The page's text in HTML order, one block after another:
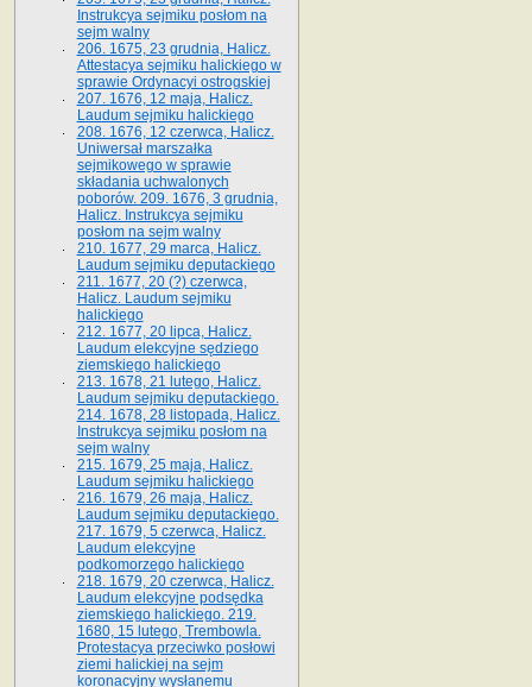
Instrukcya sejmiku posłom na
sejm walny
206. 1675, 23 grudnia, Halicz.
Attestacya sejmiku halickiego w
sprawie Ordynacyi ostrogskiej
207. 1676, 12 maja, Halicz.
Laudum sejmiku halickiego
208. 1676, 12 czerwca, Halicz.
Uniwersał marszałka
sejmikowego w sprawie
składania uchwalonych
poborów. 209. 1676, 3 grudnia,
Halicz. Instrukcya sejmiku
posłom na sejm walny
210. 1677, 29 marca, Halicz.
Laudum sejmiku deputackiego
211. 1677, 20 (?) czerwca,
Halicz. Laudum sejmiku
halickiego
212. 1677, 20 lipca, Halicz.
Laudum elekcyjne sędziego
ziemskiego halickiego
213. 1678, 21 lutego, Halicz.
Laudum sejmiku deputackiego.
214. 1678, 28 listopada, Halicz.
Instrukcya sejmiku posłom na
sejm walny
215. 1679, 25 maja, Halicz.
Laudum sejmiku halickiego
216. 1679, 26 maja, Halicz.
Laudum sejmiku deputackiego.
217. 1679, 5 czerwca, Halicz.
Laudum elekcyjne
podkomorzego halickiego
218. 1679, 20 czerwca, Halicz.
Laudum elekcyjne podsędka
ziemskiego halickiego. 219.
1680, 15 lutego, Trembowla.
Protestacya przeciwko posłowi
ziemi halickiej na sejm
koronacyjny wysłanemu